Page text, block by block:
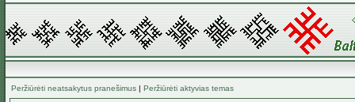
Peržiūrėti neatsakytus pranešimus | Peržiūrėti aktyvias temas